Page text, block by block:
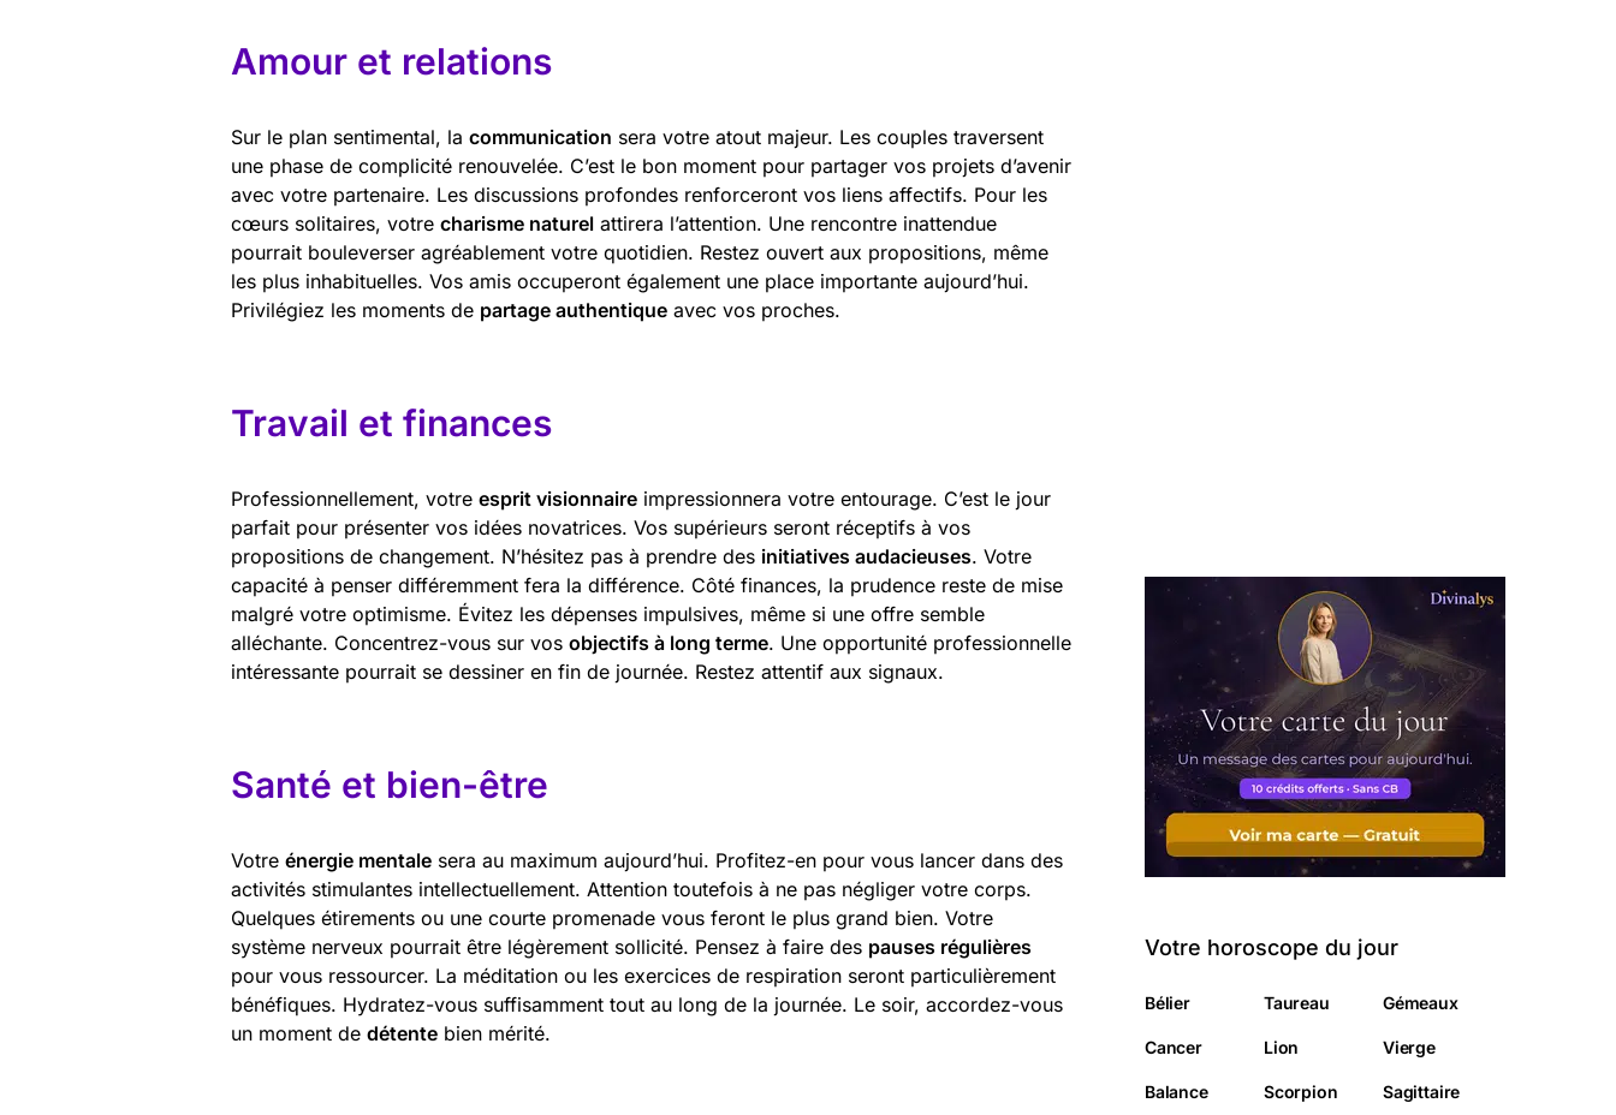
Amour et relations
Sur le plan sentimental, la communication sera votre atout majeur. Les couples traversent
une phase de complicité renouvelée. C’est le bon moment pour partager vos projets d’avenir
avec votre partenaire. Les discussions profondes renforceront vos liens affectifs. Pour les
cœurs solitaires, votre charisme naturel attirera l’attention. Une rencontre inattendue
pourrait bouleverser agréablement votre quotidien. Restez ouvert aux propositions, même
les plus inhabituelles. Vos amis occuperont également une place importante aujourd’hui.
Privilégiez les moments de partage authentique avec vos proches.
Travail et finances
Professionnellement, votre esprit visionnaire impressionnera votre entourage. C’est le jour
parfait pour présenter vos idées novatrices. Vos supérieurs seront réceptifs à vos
propositions de changement. N’hésitez pas à prendre des initiatives audacieuses. Votre
capacité à penser différemment fera la différence. Côté finances, la prudence reste de mise
malgré votre optimisme. Évitez les dépenses impulsives, même si une offre semble
alléchante. Concentrez-vous sur vos objectifs à long terme. Une opportunité professionnelle
intéressante pourrait se dessiner en fin de journée. Restez attentif aux signaux.
Santé et bien-être
Votre énergie mentale sera au maximum aujourd’hui. Profitez-en pour vous lancer dans des
activités stimulantes intellectuellement. Attention toutefois à ne pas négliger votre corps.
Quelques étirements ou une courte promenade vous feront le plus grand bien. Votre
système nerveux pourrait être légèrement sollicité. Pensez à faire des pauses régulières
pour vous ressourcer. La méditation ou les exercices de respiration seront particulièrement
bénéfiques. Hydratez-vous suffisamment tout au long de la journée. Le soir, accordez-vous
un moment de détente bien mérité.
Votre horoscope du jour
Bélier Taureau Gémeaux
Cancer Lion Vierge
Balance Scorpion Sagittaire